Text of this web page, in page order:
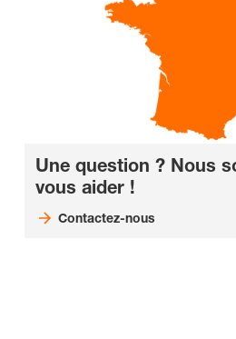
Une question ? Nous
vous aider !
Contactez-nous